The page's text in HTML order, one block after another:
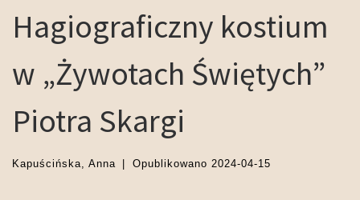
Hagiograficzny kostium
w „Żywotach Świętych”
Piotra Skargi
Kapuścińska, Anna Opublikowano 2024-04-15